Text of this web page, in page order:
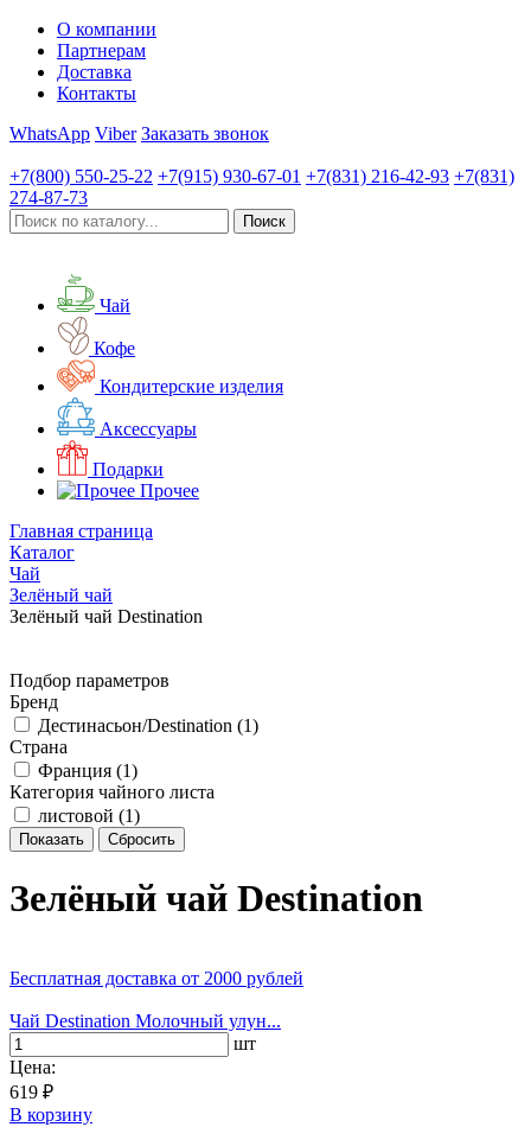
О компании
Партнерам
Доставка
Контакты
WhatsApp Viber Заказать звонок
+7(800) 550-25-22 +7(915) 930-67-01 +7(831) 216-42-93 +7(831)
274-87-73
Чай
Кофе
Кондитерские изделия
Аксессуары
Подарки
Прочее
Главная страница
Каталог
Чай
Зелёный чай
Зелёный чай Destination
Подбор параметров
Бренд
Дестинасьон/Destination (1)
Страна
Франция (1)
Категория чайного листа
листовой (1)
Зелёный чай Destination
Бесплатная доставка от 2000 рублей
Чай Destination Молочный улун...
шт
Цена:
619 ₽
В корзину